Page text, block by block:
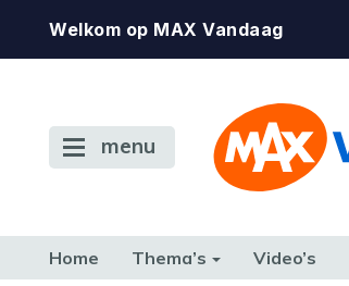
Welkom op MAX Vandaag
menu
Home Thema’s Video’s